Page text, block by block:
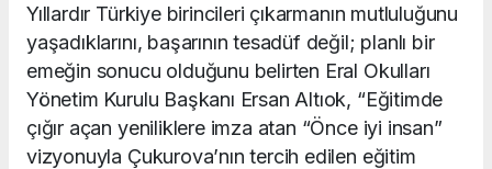
Yıllardır Türkiye birincileri çıkarmanın mutluluğunu
yaşadıklarını, başarının tesadüf değil; planlı bir
emeğin sonucu olduğunu belirten Eral Okulları
Yönetim Kurulu Başkanı Ersan Altıok, “Eğitimde
çığır açan yeniliklere imza atan “Önce iyi insan”
vizyonuyla Çukurova’nın tercih edilen eğitim